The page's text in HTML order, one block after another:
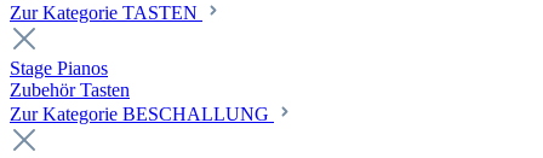
Zur Kategorie TASTEN
Stage Pianos
Zubehör Tasten
Zur Kategorie BESCHALLUNG